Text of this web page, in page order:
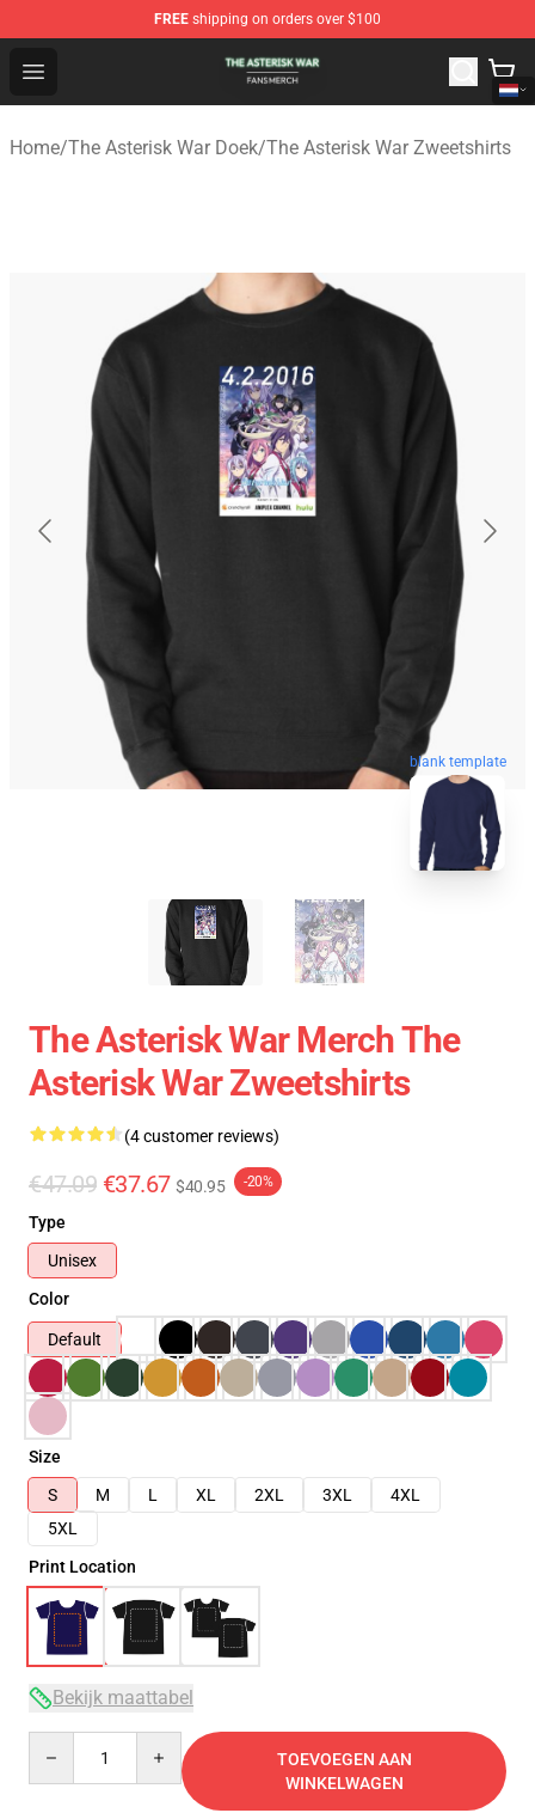
FREE shipping on orders over $100
Open menu
The Asterisk War Shop - Official The Asterisk War
Home/The Asterisk War Doek/The Asterisk War Zweetshirts
blank template
The Asterisk War Merch The
Asterisk War Zweetshirts
(4 customer reviews)
€47.09 €37.67 $40.95 -20%
Type
Unisex
Color
Default
Size
S
M L XL 2XL 3XL
4XL
5XL
Print Location
Bekijk maattabel
TOEVOEGEN AAN
WINKELWAGEN